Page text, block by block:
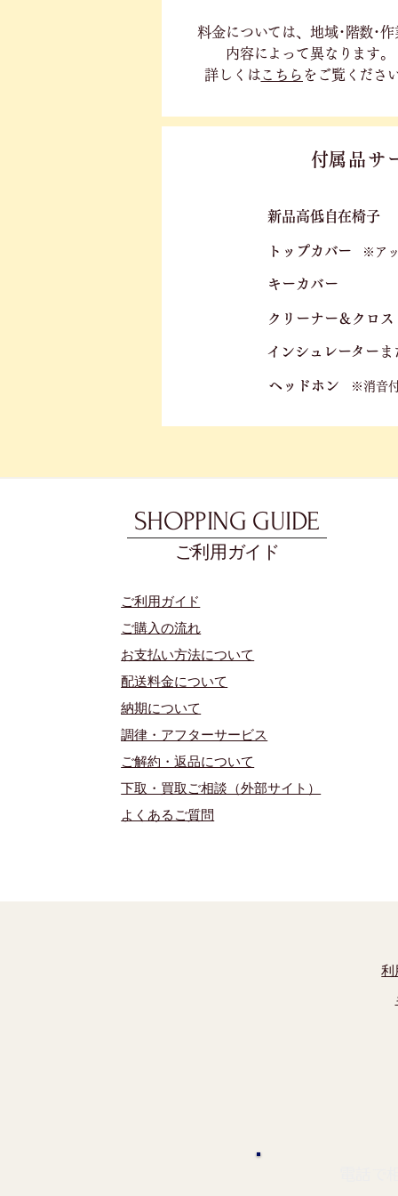
料金については、地域･階数･作
内容に よって異なります。
詳しくはこちら をご覧くださ
付属品サ
新品高低自在椅子​
トップカバー ※ア
キーカバー
クリーナー＆クロス
​ ​インシュレーター ま
ヘッドホン ※消音
SHOPPING GUIDE
ご利用ガイド
​ご利用ガイド
ご購入の流れ
お支払い方法について
配送料金について
​納期について
調律・アフターサービス
ご解約・返品について
下取・買取ご相談（外部サイト）
よくあるご質問
利